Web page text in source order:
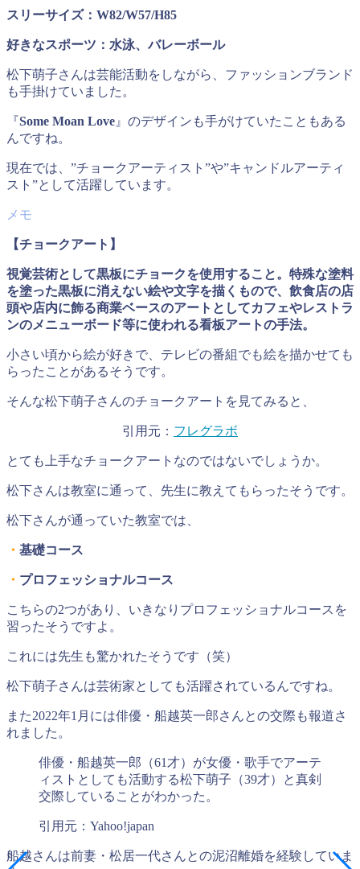
スリーサイズ：W82/W57/H85
好きなスポーツ：水泳、バレーボール
松下萌子さんは芸能活動をしながら、ファッションブランド
も手掛けていました。
『Some Moan Love 』のデザインも手がけていたこともある
んですね。
現在では、”チョークアーティスト”や”キャンドルアーティ
スト”として活躍しています。
【チョークアート】
視覚芸術として黒板にチョークを使用すること。特殊な塗料
を塗った黒板に消えない絵や文字を描くもので、飲食店の店
頭や店内に飾る商業ベースのアートとしてカフェやレストラ
ンのメニューボード等に使われる看板アートの手法。
小さい頃から絵が好きで、テレビの番組でも絵を描かせても
らったことがあるそうです。
そんな松下萌子さんのチョークアートを見てみると、
引用元： フレグラボ
とても上手なチョークアートなのではないでしょうか。
松下さんは教室に通って、先生に教えてもらったそうです。
松下さんが通っていた教室では、
・ 基礎コース
・ プロフェッショナルコース
こちらの2つがあり、いきなりプロフェッショナルコースを
習ったそうですよ。
これには先生も驚かれたそうです（笑）
松下萌子さんは芸術家としても活躍されているんですね。
また2022年1月には俳優・船越英一郎さんとの交際も報道さ
れました。
俳優・船越英一郎（61才）が女優・歌手でアーテ
ィストとしても活動する松下萌子（39才）と真剣
交際していることがわかった。
引用元：Yahoo!japan
船越さんは前妻・松居一代さんとの泥沼離婚を経験していま